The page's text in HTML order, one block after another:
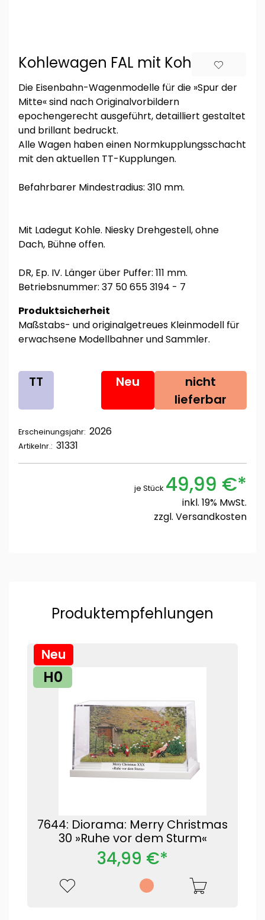
Kohlewagen FAL mit Kohle
Die Eisenbahn-Wagenmodelle für die »Spur der
Mitte« sind nach Originalvorbildern
epochengerecht ausgeführt, detailliert gestaltet
und brillant bedruckt.
Alle Wagen haben einen Normkupplungsschacht
mit den aktuellen TT-Kupplungen.
Befahrbarer Mindestradius: 310 mm.
Mit Ladegut Kohle. Niesky Drehgestell, ohne
Dach, Bühne offen.
DR, Ep. IV. Länger über Puffer: 111 mm.
Betriebsnummer: 37 50 655 3194 - 7
Produktsicherheit
Maßstabs- und originalgetreues Kleinmodell für
erwachsene Modellbahner und Sammler.
TT Neu
nicht
lieferbar
Erscheinungsjahr: 2026
Artikelnr.: 31331
je Stück 49,99 €*
inkl. 19% MwSt.
zzgl. Versandkosten
Produktempfehlungen
H0
7644: Diorama: Merry Christmas
30 »Ruhe vor dem Sturm«
Neu
34,99 €*